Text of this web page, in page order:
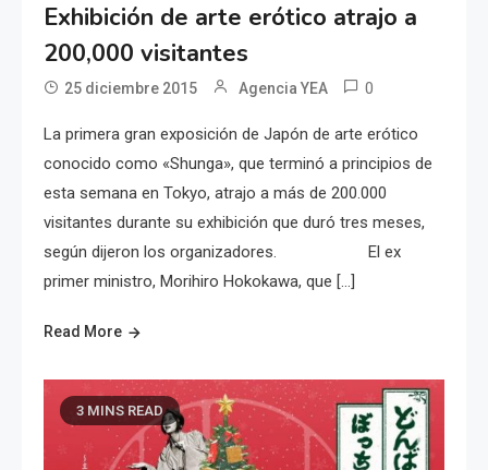
Exhibición de arte erótico atrajo a
200,000 visitantes
25 diciembre 2015 Agencia YEA 0
La primera gran exposición de Japón de arte erótico
conocido como «Shunga», que terminó a principios de
esta semana en Tokyo, atrajo a más de 200.000
visitantes durante su exhibición que duró tres meses,
según dijeron los organizadores. El ex
primer ministro, Morihiro Hokokawa, que […]
Read More
3 MINS READ